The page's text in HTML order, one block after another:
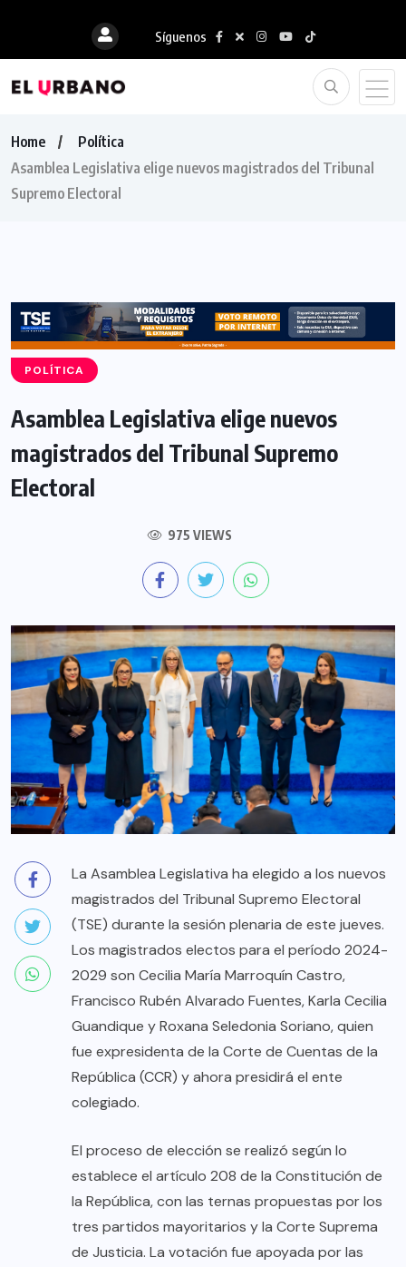
Síguenos
Home
Política
Asamblea Legislativa elige nuevos magistrados del Tribunal
Supremo Electoral
POLÍTICA
Asamblea Legislativa elige nuevos
magistrados del Tribunal Supremo
Electoral
975 VIEWS
La Asamblea Legislativa ha elegido a los nuevos
magistrados del Tribunal Supremo Electoral
(TSE) durante la sesión plenaria de este jueves.
Los magistrados electos para el período 2024-
2029 son Cecilia María Marroquín Castro,
Francisco Rubén Alvarado Fuentes, Karla Cecilia
Guandique y Roxana Seledonia Soriano, quien
fue expresidenta de la Corte de Cuentas de la
República (CCR) y ahora presidirá el ente
colegiado.
El proceso de elección se realizó según lo
establece el artículo 208 de la Constitución de
la República, con las ternas propuestas por los
tres partidos mayoritarios y la Corte Suprema
de Justicia. La votación fue apoyada por las